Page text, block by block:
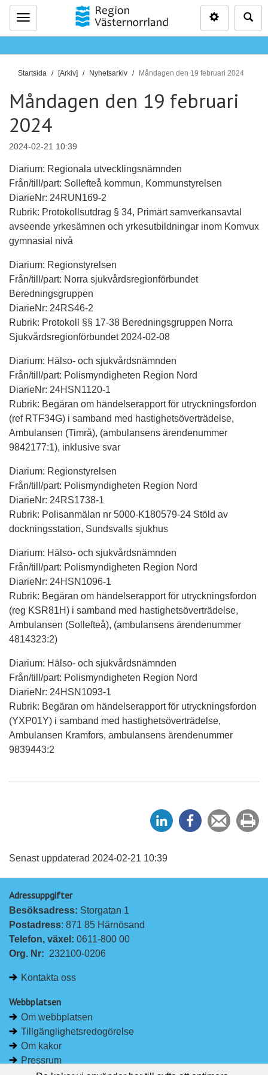
Meny
D
ä
r
h
ä
:
Startsida [Arkiv] Nyhetsarkiv Måndagen den 19 februari 2024
Måndagen den 19 februari
2024
2024-02-21 10:39
Diarium: Regionala utvecklingsnämnden
Från/till/part: Sollefteå kommun, Kommunstyrelsen
DiarieNr: 24RUN169-2
Rubrik: Protokollsutdrag § 34, Primärt samverkansavtal
avseende yrkesämnen och yrkesutbildningar inom Komvux
gymnasial nivå
Diarium: Regionstyrelsen
Från/till/part: Norra sjukvårdsregionförbundet
Beredningsgruppen
DiarieNr: 24RS46-2
Rubrik: Protokoll §§ 17-38 Beredningsgruppen Norra
Sjukvårdsregionförbundet 2024-02-08
Diarium: Hälso- och sjukvårdsnämnden
Från/till/part: Polismyndigheten Region Nord
DiarieNr: 24HSN1120-1
Rubrik: Begäran om händelserapport för utryckningsfordon
(ref RTF34G) i samband med hastighetsöverträdelse,
Ambulansen (Timrå), (ambulansens ärendenummer
9842177:1), inklusive svar
Diarium: Regionstyrelsen
Från/till/part: Polismyndigheten Region Nord
DiarieNr: 24RS1738-1
Rubrik: Polisanmälan nr 5000-K180579-24 Stöld av
dockningsstation, Sundsvalls sjukhus
Diarium: Hälso- och sjukvårdsnämnden
Från/till/part: Polismyndigheten Region Nord
DiarieNr: 24HSN1096-1
Rubrik: Begäran om händelserapport för utryckningsfordon
(reg KSR81H) i samband med hastighetsöverträdelse,
Ambulansen (Sollefteå), (ambulansens ärendenummer
4814323:2)
Diarium: Hälso- och sjukvårdsnämnden
Från/till/part: Polismyndigheten Region Nord
DiarieNr: 24HSN1093-1
Rubrik: Begäran om händelserapport för utryckningsfordon
(YXP01Y) i samband med hastighetsöverträdelse,
Ambulansen Kramfors, ambulansens ärendenummer
9839443:2
e
e
Tipsa
en
ut
Senast uppdaterad 2024-02-21 10:39
Adressuppgifter
Besöksadress: Storgatan 1
Postadress: 871 85 Härnösand
Telefon, växel: 0611-800 00
Org. Nr: 232100-0206
Kontakta oss
Webbplatsen
Om webbplatsen
Tillgänglighetsredogörelse
Om kakor
Pressrum